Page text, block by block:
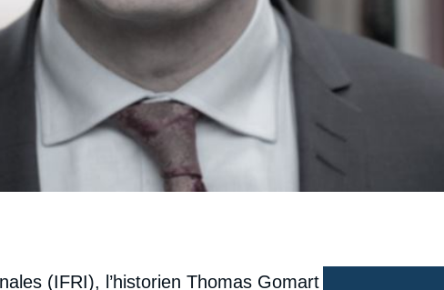
(IFRI), l’historien Thomas Gomart